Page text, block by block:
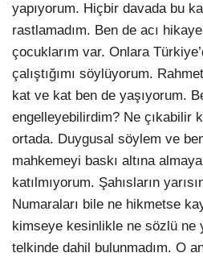
yapıyorum. Hiçbir davada bu
rastlamadım. Ben de acı
çocuklarım var. Onlara
çalıştığımı söylüyorum.
kat ve kat ben de yaşıyorum.
engelleyebilirdim? Ne çıkabilir
ortada. Duygusal söylem ve
mahkemeyi baskı altına
katılmıyorum. Şahısların
Numaraları bile ne hikmetse
kimseye kesinlikle ne sözlü ne
telkinde dahil bulunmadım. O